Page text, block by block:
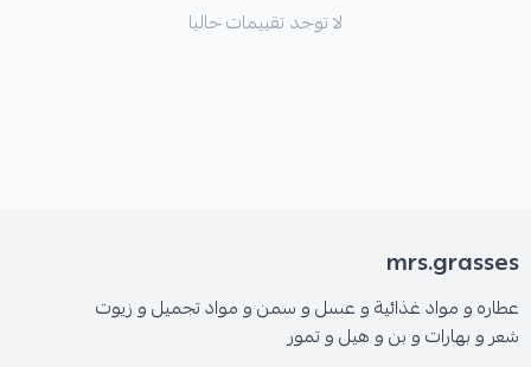
لا توجد تقييمات حاليا
mrs.grasses
عطاره و مواد غذائية و عسل و سمن و مواد تجميل و زيوت
شعر و بهارات و بن و هيل و تمور